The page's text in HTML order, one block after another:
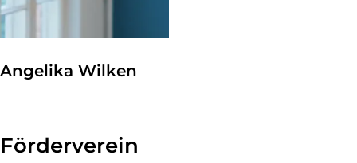
Angelika Wilken
Förderverein